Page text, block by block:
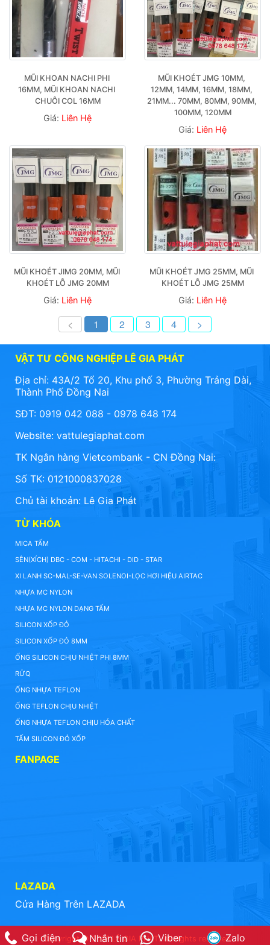
MŨI KHOAN NACHI PHI
16MM, MŨI KHOAN NACHI
CHUÔI COL 16MM
Giá: Liên Hệ
MŨI KHOÉT JMG 10MM,
12MM, 14MM, 16MM, 18MM,
21MM... 70MM, 80MM, 90MM,
100MM, 120MM
Giá: Liên Hệ
MŨI KHOÉT JIMG 20MM, MŨI
KHOÉT LỖ JMG 20MM
Giá: Liên Hệ
MŨI KHOÉT JMG 25MM, MŨI
KHOÉT LỖ JMG 25MM
Giá: Liên Hệ
< 1 2 3 4 >
VẬT TƯ CÔNG NGHIỆP LÊ GIA PHÁT
Địa chỉ: 43A/2 Tổ 20, Khu phố 3, Phường Trảng Dài,
Thành Phố Đồng Nai
SĐT: 0919 042 088 - 0978 648 174
Website: vattulegiaphat.com
TK Ngân hàng Vietcombank - CN Đồng Nai:
Số TK: 0121000837028
Chủ tài khoản: Lê Gia Phát
TỪ KHÓA
MICA TẤM
SÊN(XÍCH) DBC - COM - HITACHI - DID - STAR
XI LANH SC-MAL-SE-VAN SOLENOI-LỌC HƠI HIỆU AIRTAC
NHỰA MC NYLON
NHỰA MC NYLON DẠNG TẤM
SILICON XỐP ĐỎ
SILICON XỐP ĐỎ 8MM
ỐNG SILICON CHỊU NHIỆT PHI 8MM
RỬQ
ỐNG NHỰA TEFLON
ỐNG TEFLON CHỊU NHIỆT
ỐNG NHỰA TEFLON CHỊU HÓA CHẤT
TẤM SILICON ĐỎ XỐP
FANPAGE
LAZADA
Cửa Hàng Trên LAZADA
Copyright © 2017 LÊ GIA PHÁT. All rights reserved.
Gọi điện Nhắn tin Viber Zalo